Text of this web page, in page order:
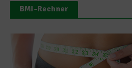
BMI-Rechner